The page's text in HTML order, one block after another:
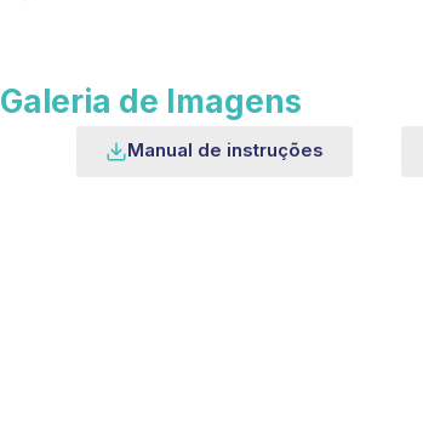
Galeria de Imagens
Manual de instruções